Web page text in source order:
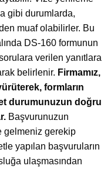
gibi durumlarda,
muaf olabilirler. Bu
DS-160 formunun
verilen yanıtlara
belirlenir. Firmamız,
formların
durumunuzun doğru
Başvurunuzun
gelmeniz gerekip
yapılan başvuruların
ulaşmasından